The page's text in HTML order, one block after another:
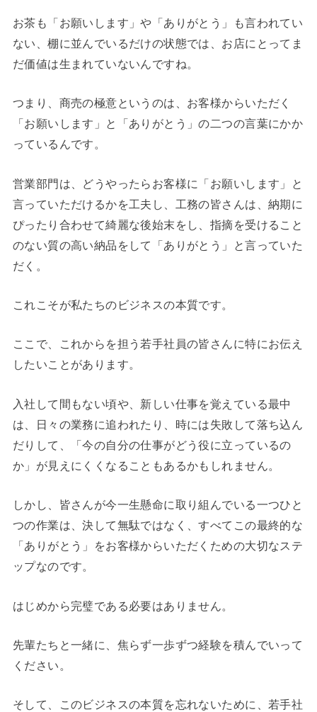
お茶も「お願いします」や「ありがとう」も言われてい
ない、棚に並んでいるだけの状態では、お店にとってま
だ価値は生まれていないんですね。
つまり、商売の極意というのは、お客様からいただく
「お願いします」と「ありがとう」の二つの言葉にかか
っているんです。
営業部門は、どうやったらお客様に「お願いします」と
言っていただけるかを工夫し、工務の皆さんは、納期に
ぴったり合わせて綺麗な後始末をし、指摘を受けること
のない質の高い納品をして「ありがとう」と言っていた
だく。
これこそが私たちのビジネスの本質です。
ここで、これからを担う若手社員の皆さんに特にお伝え
したいことがあります。
入社して間もない頃や、新しい仕事を覚えている最中
は、日々の業務に追われたり、時には失敗して落ち込ん
だりして、「今の自分の仕事がどう役に立っているの
か」が見えにくくなることもあるかもしれません。
しかし、皆さんが今一生懸命に取り組んでいる一つひと
つの作業は、決して無駄ではなく、すべてこの最終的な
「ありがとう」をお客様からいただくための大切なステ
ップなのです。
はじめから完璧である必要はありません。
先輩たちと一緒に、焦らず一歩ずつ経験を積んでいって
ください。
そして、このビジネスの本質を忘れないために、若手社